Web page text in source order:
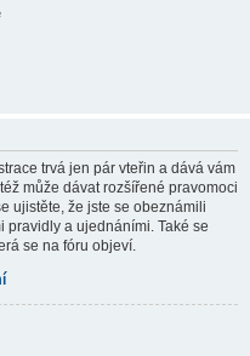
trvá jen pár vteřin a dává vám
může dávat rozšířené pravomoci
ujistěte, že jste se obeznámili
pravidly a ujednáními. Také se
se na fóru objeví.